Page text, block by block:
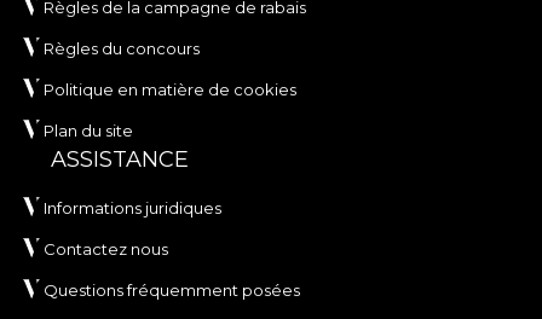
Règles de la campagne de rabais
Règles du concours
Politique en matière de cookies
Plan du site
ASSISTANCE
Informations juridiques
Contactez nous
Questions fréquemment posées